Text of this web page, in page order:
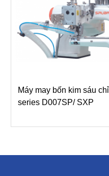
Máy may bốn kim sáu
series D007SP/ SXP